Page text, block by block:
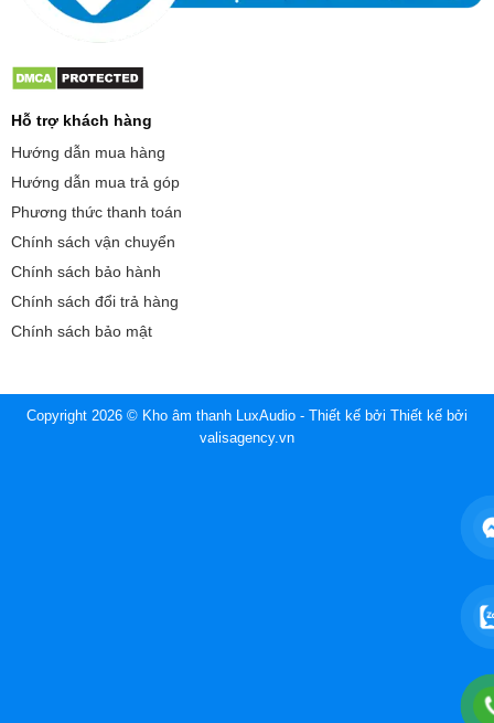
Hỗ trợ khách hàng
Hướng dẫn mua hàng
Hướng dẫn mua trả góp
Phương thức thanh toán
Chính sách vận chuyển
Chính sách bảo hành
Chính sách đổi trả hàng
Chính sách bảo mật
Copyright 2026 © Kho âm thanh LuxAudio - Thiết kế bởi Thiết kế bởi
valisagency.vn